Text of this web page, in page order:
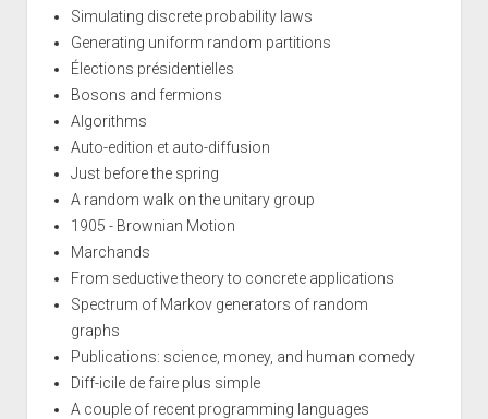
Simulating discrete probability laws
Generating uniform random partitions
Élections présidentielles
Bosons and fermions
Algorithms
Auto-edition et auto-diffusion
Just before the spring
A random walk on the unitary group
1905 - Brownian Motion
Marchands
From seductive theory to concrete applications
Spectrum of Markov generators of random
graphs
Publications: science, money, and human comedy
Diff-icile de faire plus simple
A couple of recent programming languages